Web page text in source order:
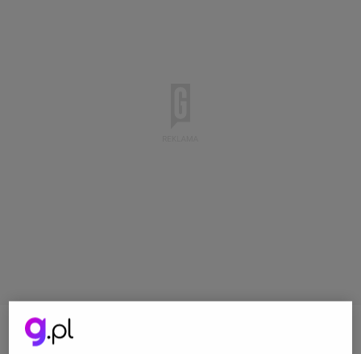
Kwestianapiwków w restauracjach